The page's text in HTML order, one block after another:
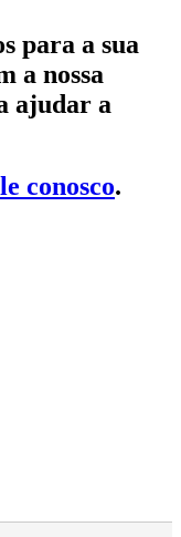
para a sua
a nossa
ajudar a
conosco.